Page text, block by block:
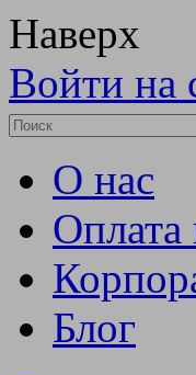
Наверх
Войти на
О нас
Оплата
Блог